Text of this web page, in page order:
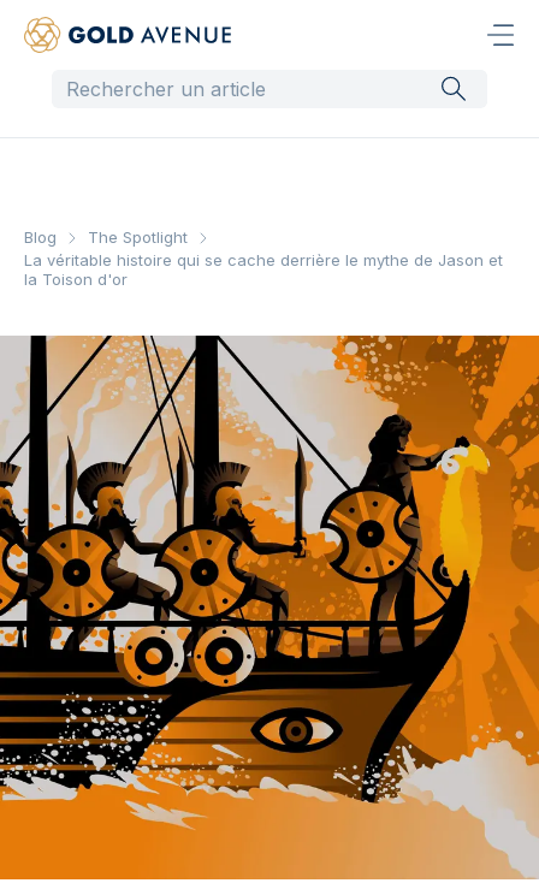
Blog
The Spotlight
La véritable histoire qui se cache derrière le mythe de Jason et
la Toison d'or